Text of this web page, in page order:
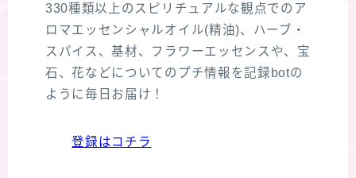
330種類以上のスピリチュアルな観点でのア
ロマエッセンシャルオイル(精油)、ハーブ・
スパイス、基材、フラワーエッセンスや、宝
石、花などについてのプチ情報を記録botの
ように毎日お届け！
登録はコチラ